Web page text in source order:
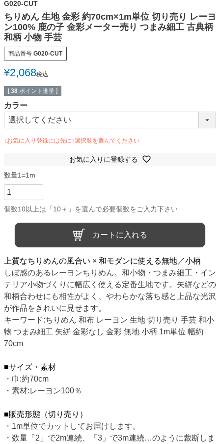
G020-CUT
ちりめん 生地 金彩 約70cm×1m単位 切り売り レーヨ
ン100% 鹿の子 金彩メーター売り つまみ細工 古典柄
和柄 小物 手芸
商品番号 G020-CUT
¥2,068税込
[ 38 ポイント進呈 ]
カラー
お気に入りに登録する
カートに入れる
上質なちりめんの風合い × 和モダンに使える無地／小柄
しぼ感のあるレーヨンちりめん。和小物・つまみ細工・イン
テリア小物づくりに幅広く使える定番生地です。矢絣などの
和柄合わせにも相性がよく、やわらかな落ち感と上品な光沢
が作品をきれいに見せます。
キーワード:ちりめん 和布 レーヨン 生地 切り売り 手芸 和小
物 つまみ細工 矢絣 金彩なし 金彩 無地 小柄 1m単位 幅約
70cm
■サイズ・素材
・巾:約70cm
・素材:レーヨン100％
■販売形態（切り売り）
・1m単位でカットしてお届けします。
・数量「2」で2m連続、「3」で3m連続…のように裁断しま